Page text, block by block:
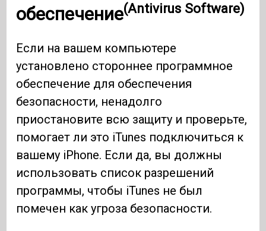
обеспечение(Antivirus Software)
Если на вашем компьютере
установлено стороннее программное
обеспечение для обеспечения
безопасности, ненадолго
приостановите всю защиту и проверьте,
помогает ли это iTunes подключиться к
вашему iPhone. Если да, вы должны
использовать список разрешений
программы, чтобы iTunes не был
помечен как угроза безопасности.